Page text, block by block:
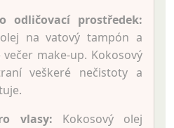
odličovací prostředek:
na vatový tampón a
make-up. Kokosový
veškeré nečistoty a
vlasy: Kokosový olej